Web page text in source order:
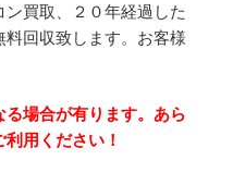
買取、２０年経過した
回収致します。お客様
場合が有ります。あら
用ください！